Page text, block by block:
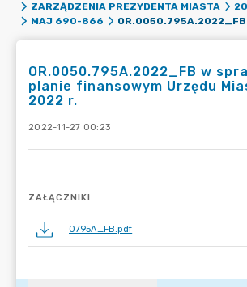
ZARZĄDZENIA PREZYDENTA MIASTA
MAJ 690-866
OR.0050.795A.2022_FB w
planie finansowym Urzędu
2022 r.
2022-11-27 00:23
ZAŁĄCZNIKI
0795A_FB.pdf